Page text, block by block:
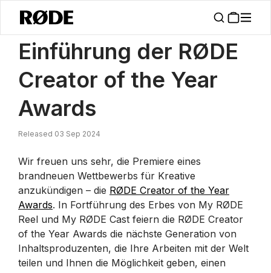
Nachrichten / Einführung Der RØDE Creator Of The Year Awards 2024
Einführung der RØDE
Creator of the Year
Awards
Released 03 Sep 2024
Wir freuen uns sehr, die Premiere eines
brandneuen Wettbewerbs für Kreative
anzukündigen – die RØDE Creator of the Year
Awards. In Fortführung des Erbes von My RØDE
Reel und My RØDE Cast feiern die RØDE Creator
of the Year Awards die nächste Generation von
Inhaltsproduzenten, die Ihre Arbeiten mit der Welt
teilen und Ihnen die Möglichkeit geben, einen